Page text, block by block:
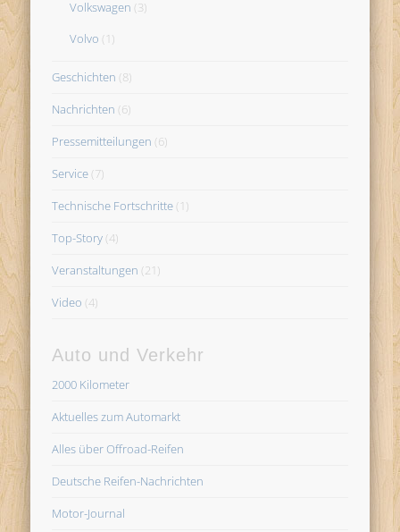
Volkswagen (3)
Volvo (1)
Geschichten (8)
Nachrichten (6)
Pressemitteilungen (6)
Service (7)
Technische Fortschritte (1)
Top-Story (4)
Veranstaltungen (21)
Video (4)
Auto und Verkehr
2000 Kilometer
Aktuelles zum Automarkt
Alles über Offroad-Reifen
Deutsche Reifen-Nachrichten
Motor-Journal